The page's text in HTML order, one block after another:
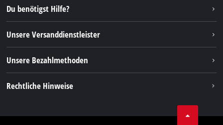
FAQs
Rücksendungen / Widerruf
Verpackungsrichtlinien
Hinweise zur Batterieentsorgung
Vertrag widerrufen
Instagram
TikTok
Pinterest
Linkedin
Du benötigst Hilfe?
Unsere Versanddienstleister
Unsere Bezahlmethoden
Rechtliche Hinweise